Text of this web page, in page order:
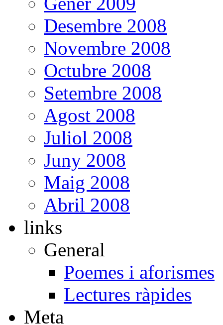
Desembre 2008
Novembre 2008
Octubre 2008
Setembre 2008
Agost 2008
Juliol 2008
Juny 2008
Maig 2008
Abril 2008
links
General
Poemes i aforismes
Lectures ràpides
Meta